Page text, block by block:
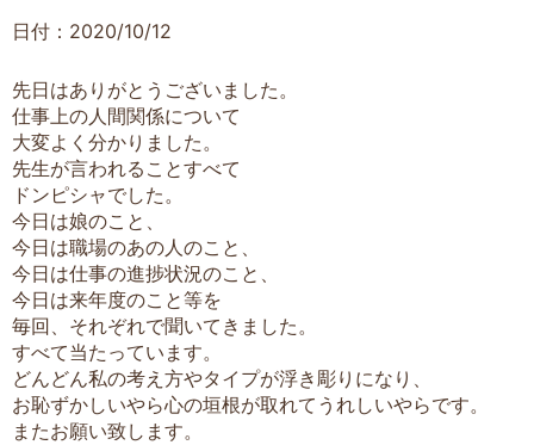
日付：2020/10/12
先日はありがとうございました。
仕事上の人間関係について
大変よく分かりました。
先生が言われることすべて
ドンピシャでした。
今日は娘のこと、
今日は職場のあの人のこと、
今日は仕事の進捗状況のこと、
今日は来年度のこと等を
毎回、それぞれで聞いてきました。
すべて当たっています。
どんどん私の考え方やタイプが浮き彫りになり、
お恥ずかしいやら心の垣根が取れてうれしいやらです。
またお願い致します。